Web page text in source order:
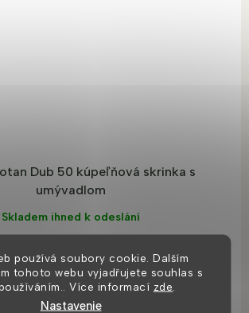
používá soubory cookie. Dalším
tohoto webu vyjadřujete souhlas s
Více informací zde
Nastavenie
Dub 50 kúpeľňová skrinka s
umývadlom
Skladem ihned k odeslání
DO KOŠÍKA